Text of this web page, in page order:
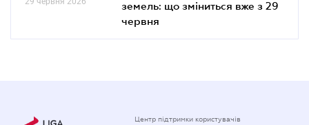
земель: що зміниться вже з 29
червня
Центр підтримки користувачів